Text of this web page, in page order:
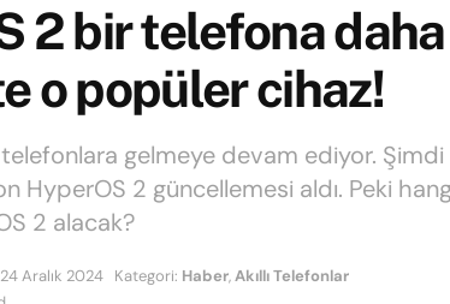
2 bir telefona daha
o popüler cihaz!
telefonlara gelmeye devam ediyor.
HyperOS 2 güncellemesi aldı. Peki
2 alacak?
24 Aralık 2024 Kategori: Haber,Akıllı Telefonlar